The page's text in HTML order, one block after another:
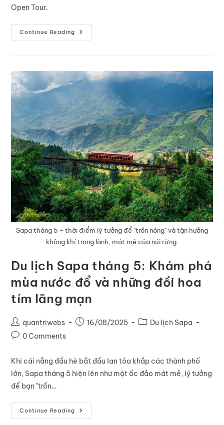
Open Tour.
Continue Reading
Sapa tháng 5 - thời điểm lý tưởng để "trốn nóng" và tận hưởng
không khí trong lành, mát mẻ của núi rừng.
Du lịch Sapa tháng 5: Khám phá
mùa nước đổ và những đồi hoa
tím lãng mạn
quantriwebs 16/08/2025
Du lịch Sapa
0 Comments
Khi cái nắng đầu hè bắt đầu lan tỏa khắp các thành phố
lớn, Sapa tháng 5 hiện lên như một ốc đảo mát mẻ, lý tưởng
để bạn "trốn…
Continue Reading